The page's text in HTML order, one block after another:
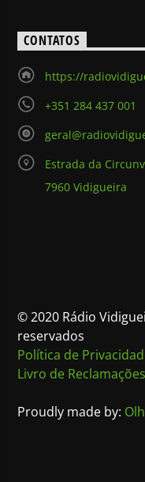
CONTATOS
https://
+351 284 437 001
Estrada da
7960 Vidigueira
© 2020 Rádio
reservados
Política de
Livro de
Proudly made by: